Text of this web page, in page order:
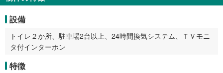
設備
トイレ２か所、駐車場2台以上、24時間換気システム、ＴＶモニ
タ付インターホン
特徴